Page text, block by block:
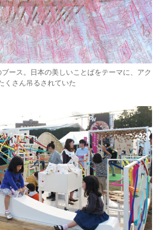
ース。日本の美しいことばをテーマに、アク
くさん吊るされていた